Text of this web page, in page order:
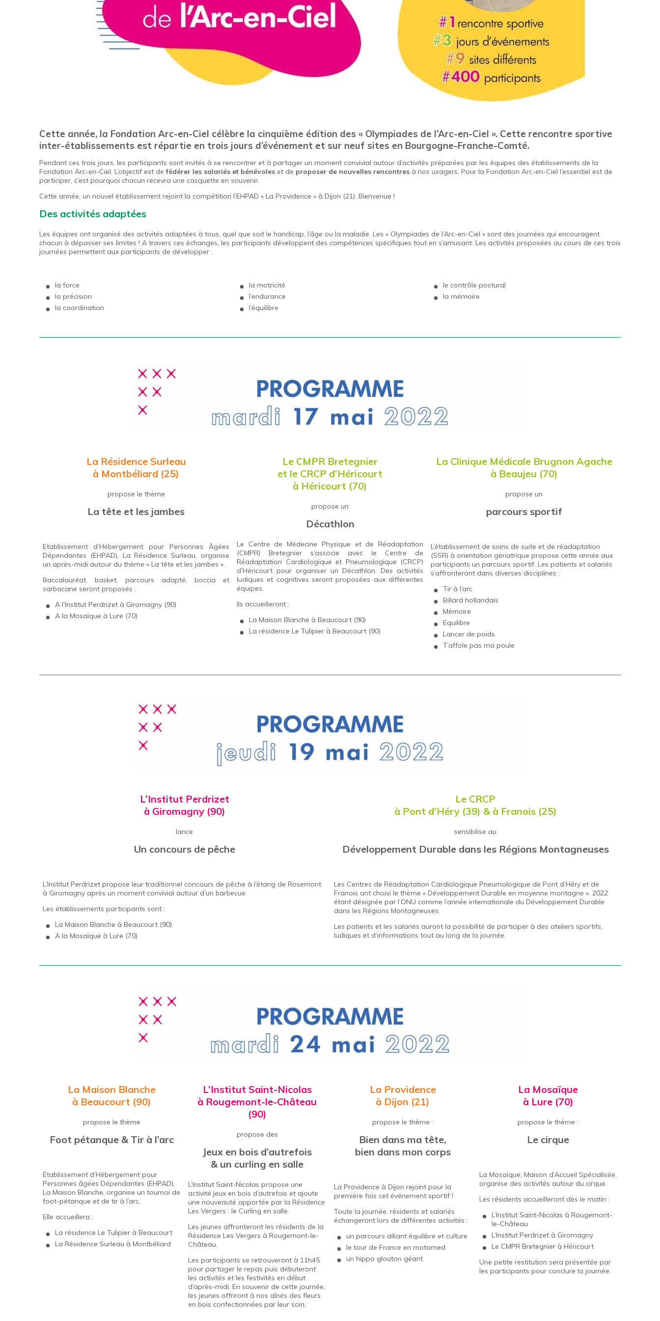
Cette année, la Fondation Arc-en-Ciel célèbre la cinquième édition des « Olympiades de l’Arc-en-Ciel ». Cette rencontre sportive
inter-établissements est répartie en trois jours d’événement et sur neuf sites en Bourgogne-Franche-Comté.
Pendant ces trois jours, les participants sont invités à se rencontrer et à partager un moment convivial autour d’activités préparées par les équipes des établissements de la
Fondation Arc-en-Ciel. L’objectif est defédérer les salariés et bénévoleset de proposer de nouvelles rencontresà nos usagers. Pour la Fondation Arc-en-Ciel l’essentiel est de
participer, c’est pourquoi chacun recevra une casquette en souvenir.
Cette année, un nouvel établissement rejoint la compétition l’EHPAD « La Providence » à Dijon (21). Bienvenue !
Des activités adaptées
Les équipes ont organisé des activités adaptées à tous, quel que soit le handicap, l’âge ou la maladie. Les « Olympiades de l’Arc-en-Ciel » sont des journées qui encouragent
chacun à dépasser ses limites ! A travers ces échanges, les participants développent des compétences spécifiques tout en s’amusant. Les activités proposées au cours de ces trois
journées permettent aux participants de développer :
la force
la précision
la coordination
la motricité
l’endurance
l’équilibre
le contrôle postural
la mémoire
La Résidence Surleau
à Montbéliard (25)
propose le thème
La tête et les jambes
Etablissement d’Hébergement pour Personnes Âgées
Dépendantes (EHPAD), La Résidence Surleau, organise
un après-midi autour du thème « La tête et les jambes ».
Baccalauréat, basket, parcours adapté, boccia et
sarbacane seront proposés :
A l’Institut Perdrizet à Giromagny (90)
A la Mosaïque à Lure (70)
Le CMPR Bretegnier
et le CRCP d’Héricourt
à Héricourt (70)
propose un
Décathlon
Le Centre de Médecine Physique et de Réadaptation
(CMPR) Bretegnier s’associe avec le Centre de
Réadaptation Cardiologique et Pneumologique (CRCP)
d’Héricourt pour organiser un Décathlon. Des activités
ludiques et cognitives seront proposées aux différentes
équipes.
Ils accueilleront :
La Maison Blanche à Beaucourt (90)
La résidence Le Tulipier à Beaucourt (90)
La Clinique Médicale Brugnon Agache
à Beaujeu (70)
propose un
parcours sportif
L’établissement de soins de suite et de réadaptation
(SSR) à orientation gériatrique propose cette année aux
participants un parcours sportif. Les patients et salariés
s’affronteront dans diverses disciplines :
Tir à l’arc
Billard hollandais
Mémoire
Equilibre
Lancer de poids
T’affole pas ma poule
L’Institut Perdrizet
à Giromagny (90)
lance
Un concours de pêche
L’Institut Perdrizet propose leur traditionnel concours de pêche à l’étang de Rosemont
à Giromagny après un moment convivial autour d’un barbecue.
Les établissements participants sont :
La Maison Blanche à Beaucourt (90)
A la Mosaïque à Lure (70)
Le CRCP
à Pont d’Héry (39) & à Franois (25)
sensibilise au
Développement Durable dans les Régions Montagneuses
Les Centres de Réadaptation Cardiologique Pneumologique de Pont d’Héry et de
Franois ont choisi le thème « Développement Durable en moyenne montagne ». 2022
étant désignée par l’ONU comme l’année internationale du Développement Durable
dans les Régions Montagneuses.
Les patients et les salariés auront la possibilité de participer à des ateliers sportifs,
ludiques et d’informations tout au long de la journée.
La Maison Blanche
à Beaucourt (90)
propose le thème
Foot pétanque & Tir à l’arc
Établissement d’Hébergement pour
Personnes âgées Dépendantes (EHPAD),
La Maison Blanche, organise un tournoi de
foot-pétanque et de tir à l’arc.
Elle accueillera :
La résidence Le Tulipier à Beaucourt
La Résidence Surleau à Montbéliard
L’Institut Saint-Nicolas
à Rougemont-le-Château
(90)
propose des
Jeux en bois d’autrefois
& un curling en salle
L’Institut Saint-Nicolas propose une
activité jeux en bois d’autrefois et ajoute
une nouveauté apportée par la Résidence
Les Vergers : le Curling en salle.
Les jeunes affronteront les résidents de la
Résidence Les Vergers à Rougemont-le-
Château.
Les participants se retrouveront à 11h45
pour partager le repas puis débuteront
les activités et les festivités en début
d’après-midi. En souvenir de cette journée,
les jeunes offriront à nos aînés des fleurs
en bois confectionnées par leur soin.
La Providence
à Dijon (21)
propose le thème :
Bien dans ma tête,
bien dans mon corps
La Providence à Dijon rejoint pour la
première fois cet événement sportif !
Toute la journée, résidents et salariés
échangeront lors de différentes activités :
un parcours alliant équilibre et culture
le tour de France en motomed
un hippo glouton géant
La Mosaïque
à Lure (70)
propose le thème :
Le cirque
La Mosaïque, Maison d’Accueil Spécialisée,
organise des activités autour du cirque.
Les résidents accueilleront dès le matin :
L’Institut Saint-Nicolas à Rougemont-
le-Château
L’Institut Perdrizetà Giromagny
Le CMPR Bretegnierà Héricourt
Une petite restitution sera présentée par
les participants pour conclure la journée.